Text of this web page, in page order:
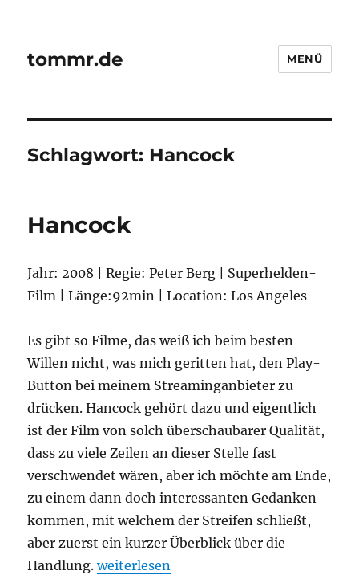
tommr.de MENÜ
Schlagwort: Hancock
Hancock
Jahr: 2008 | Regie: Peter Berg | Superhelden-
Film | Länge:92min | Location: Los Angeles
Es gibt so Filme, das weiß ich beim besten
Willen nicht, was mich geritten hat, den Play-
Button bei meinem Streaminganbieter zu
drücken. Hancock gehört dazu und eigentlich
ist der Film von solch überschaubarer Qualität,
dass zu viele Zeilen an dieser Stelle fast
verschwendet wären, aber ich möchte am Ende,
zu einem dann doch interessanten Gedanken
kommen, mit welchem der Streifen schließt,
aber zuerst ein kurzer Überblick über die
Handlung.„Hancock“
weiterlesen